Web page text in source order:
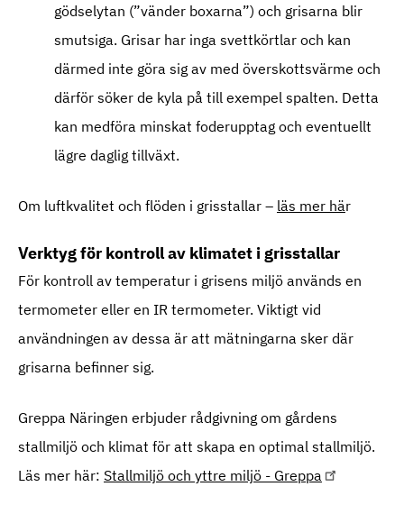
gödselytan (”vänder boxarna”) och grisarna blir
smutsiga. Grisar har inga svettkörtlar och kan
därmed inte göra sig av med överskottsvärme och
därför söker de kyla på till exempel spalten. Detta
kan medföra minskat foderupptag och eventuellt
lägre daglig tillväxt.
Om luftkvalitet och flöden i grisstallar – läs mer här
Verktyg för kontroll av klimatet i grisstallar
För kontroll av temperatur i grisens miljö används en
termometer eller en IR termometer. Viktigt vid
användningen av dessa är att mätningarna sker där
grisarna befinner sig.
Greppa Näringen erbjuder rådgivning om gårdens
stallmiljö och klimat för att skapa en optimal stallmiljö.
Läs mer här: Stallmiljö och yttre miljö - Greppa